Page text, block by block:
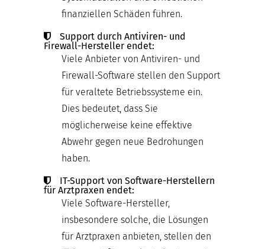
finanziellen Schäden führen.
Support durch Antiviren- und
Firewall-Hersteller endet:
Viele Anbieter von Antiviren- und
Firewall-Software stellen den Support
für veraltete Betriebssysteme ein.
Dies bedeutet, dass Sie
möglicherweise keine effektive
Abwehr gegen neue Bedrohungen
haben.
IT-Support von Software-Herstellern
für Arztpraxen endet:
Viele Software-Hersteller,
insbesondere solche, die Lösungen
für Arztpraxen anbieten, stellen den